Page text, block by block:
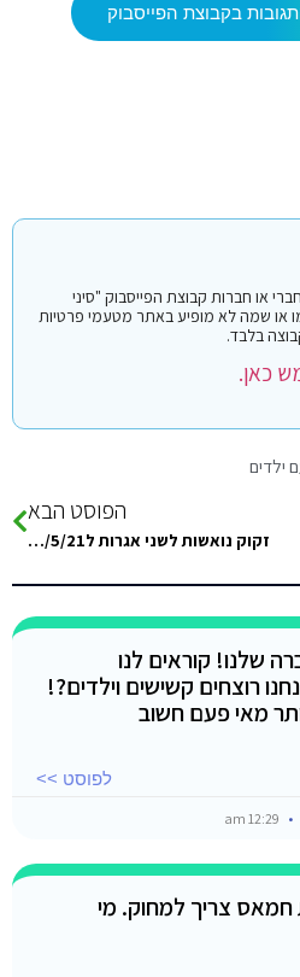
בקבוצת הפייסבוק
או חברות קבוצת הפייסבוק "סיני
לפני 5 שנים. שמו או שמה לא מופיע באתר מטעמי פרטיות
בלבד.
כאן.
ילדים
הפוסט הבא
זקוק נואשות לשני אגרות ל14/5/21 מלון הוזמן לפני שבוע
שלנו! קוראים לנו
רוצחים קשישים וילדים?!
מאי פעם חשוב
לפוסט >>
צריך למחוק. מי